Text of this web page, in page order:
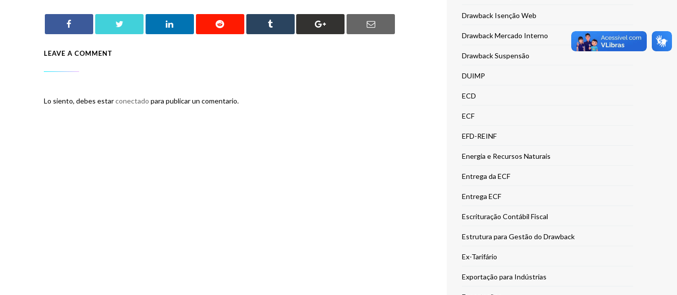
LEAVE A COMMENT
Lo siento, debes estarconectado para publicar un comentario.
Drawback Isenção Web
Drawback Mercado Interno
Drawback Suspensão
DUIMP
ECD
ECF
EFD-REINF
Energia e Recursos Naturais
Entrega da ECF
Entrega ECF
Escrituração Contábil Fiscal
Estrutura para Gestão do Drawback
Ex-Tarifário
Exportação para Indústrias